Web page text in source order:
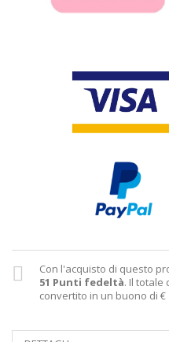
Con l'acquisto di questo
51 Punti fedeltà. Il totale
convertito in un buono di €